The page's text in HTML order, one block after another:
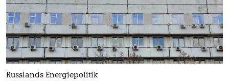
Russlands Energiepolitik